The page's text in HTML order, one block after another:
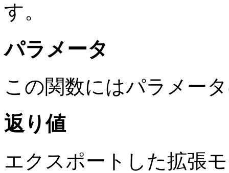
す。
パラメータ
この関数にはパラメー
返り値
エクスポートした拡張